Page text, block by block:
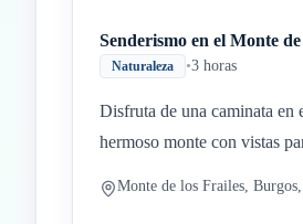
Senderismo en el Monte
Naturaleza •3 horas
Disfruta de una caminata en
hermoso monte con vistas
Monte de los Frailes, Burgos,